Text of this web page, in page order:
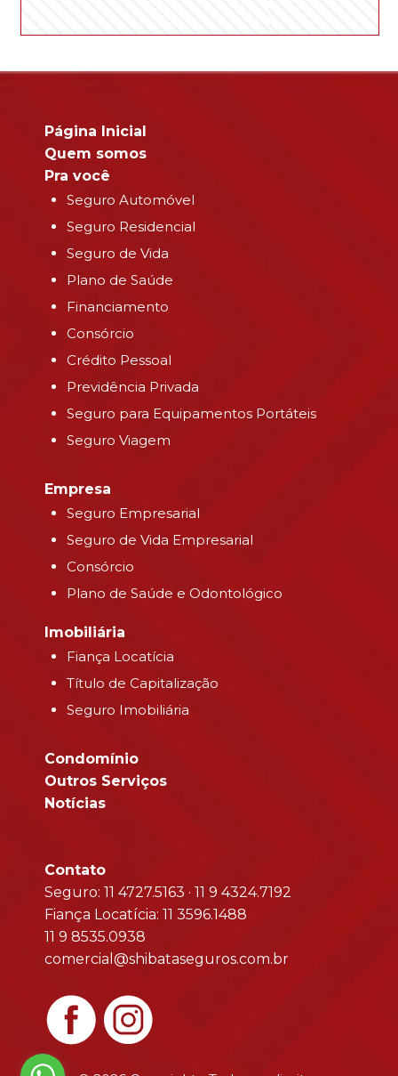
Página Inicial
Quem somos
Pra você
Seguro Automóvel
Seguro Residencial
Seguro de Vida
Plano de Saúde
Financiamento
Consórcio
Crédito Pessoal
Previdência Privada
Seguro para Equipamentos Portáteis
Seguro Viagem
Empresa
Seguro Empresarial
Seguro de Vida Empresarial
Consórcio
Plano de Saúde e Odontológico
Imobiliária
Fiança Locatícia
Título de Capitalização
Seguro Imobiliária
Condomínio
Outros Serviços
Notícias
Contato
Seguro: 11 4727.5163 · 11 9 4324.7192
Fiança Locatícia: 11 3596.1488
11 9 8535.0938
comercial@shibataseguros.com.br